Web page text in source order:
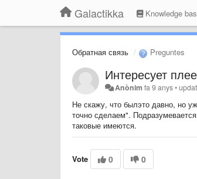
Galactikka Knowledge
Обратная связь Preguntes
Интересует
Anònim fa 9 anys•
Не скажу, что былэто давно, но
точно сделаем".
таковые имеются.
Vote 0 0